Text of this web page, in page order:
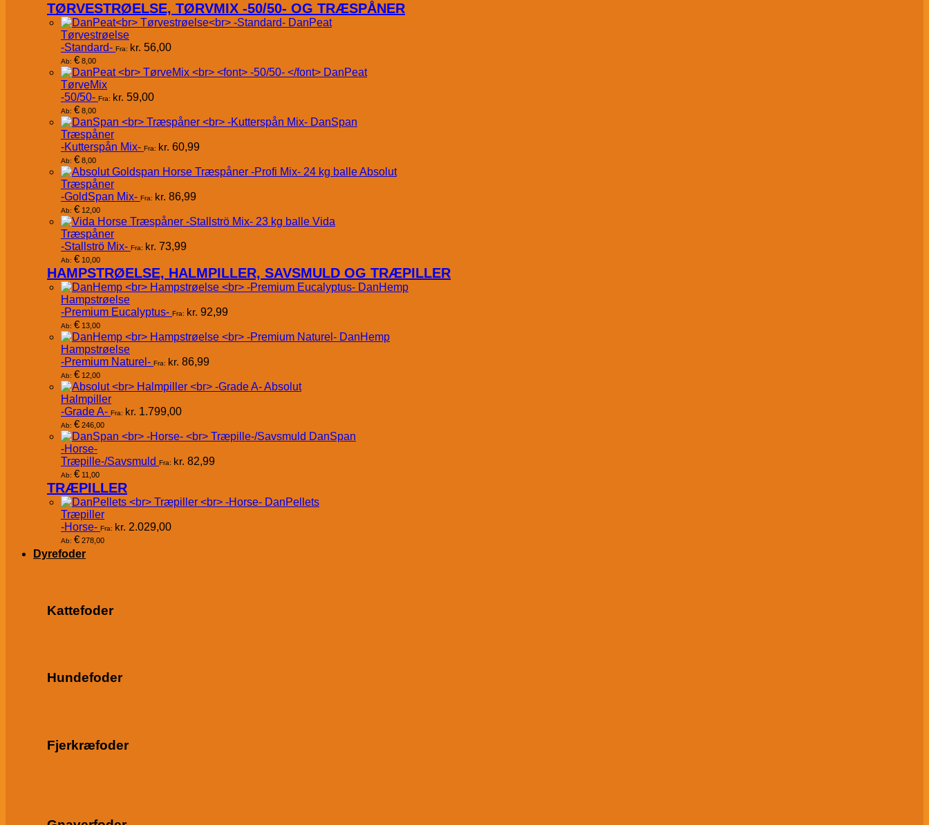
TØRVESTRØELSE, TØRVMIX -50/50- OG TRÆSPÅNER
DanPeat
Tørvestrøelse
-Standard- Fra: kr. 56,00
Ab: € 8,00
DanPeat
TørveMix
-50/50- Fra: kr. 59,00
Ab: € 8,00
DanSpan
Træspåner
-Kutterspån Mix- Fra: kr. 60,99
Ab: € 8,00
Absolut
Træspåner
-GoldSpan Mix- Fra: kr. 86,99
Ab: € 12,00
Vida
Træspåner
-Stallströ Mix- Fra: kr. 73,99
Ab: € 10,00
HAMPSTRØELSE, HALMPILLER, SAVSMULD OG TRÆPILLER
DanHemp
Hampstrøelse
-Premium Eucalyptus- Fra: kr. 92,99
Ab: € 13,00
DanHemp
Hampstrøelse
-Premium Naturel- Fra: kr. 86,99
Ab: € 12,00
Absolut
Halmpiller
-Grade A- Fra: kr. 1.799,00
Ab: € 246,00
DanSpan
-Horse-
Træpille-/Savsmuld Fra: kr. 82,99
Ab: € 11,00
TRÆPILLER
DanPellets
Træpiller
-Horse- Fra: kr. 2.029,00
Ab: € 278,00
Dyrefoder
Kattefoder
Hundefoder
Fjerkræfoder